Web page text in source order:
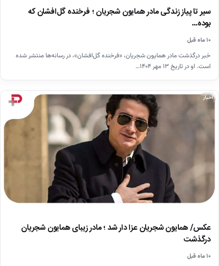
سیر تا پیاز زندگی مادر همایون شجریان ؛ فرخنده گل‌افشان که
بوده…
۱۰ ماه قبل
خبر درگذشت مادر همایون شجریان، «فرخنده گل‌افشان»، در رسانه‌ها منتشر شده
است. او در تاریخ ۱۳ مهر ۱۴۰۴…
اخبار
عکس/ همایون شجریان عزا دار شد ؛ مادر زیبای همایون شجریان
درگذشت
۱۰ ماه قبل